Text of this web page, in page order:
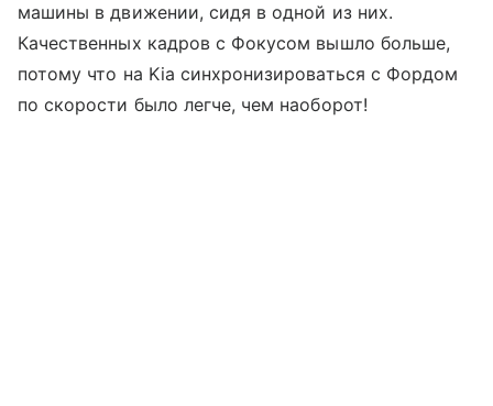
машины в движении, сидя в одной из них.
Качественных кадров с Фокусом вышло больше,
потому что на Kia синхронизироваться с Фордом
по скорости было легче, чем наоборот!